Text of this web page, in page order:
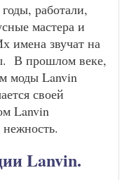
работали,
мастера и
имена звучат на
В прошлом веке,
моды Lanvin
своей
Lanvin
нежность.
Lanvin.